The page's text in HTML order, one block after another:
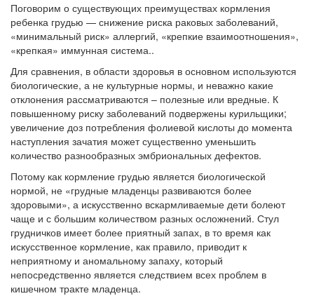
Поговорим о существующих преимуществах кормления
ребенка грудью — снижение риска раковых заболеваний,
«минимальный риск» аллергий, «крепкие взаимоотношения»,
«крепкая» иммунная система..
Для сравнения, в области здоровья в основном используются
биологические, а не культурные нормы, и неважно какие
отклонения рассматриваются – полезные или вредные. К
повышенному риску заболеваний подвержены курильщики;
увеличение доз потребления фолиевой кислоты до момента
наступления зачатия может существенно уменьшить
количество разнообразных эмбриональных дефектов.
Потому как кормление грудью является биологической
нормой, не «грудные младенцы развиваются более
здоровыми», а искусственно вскармливаемые дети болеют
чаще и с большим количеством разных осложнений. Стул
грудничков имеет более приятный запах, в то время как
искусственное кормление, как правило, приводит к
неприятному и аномальному запаху, который
непосредственно является следствием всех проблем в
кишечном тракте младенца.